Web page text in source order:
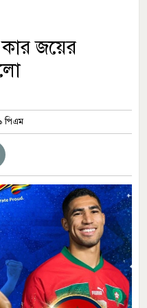
কার জয়ের
পিএম